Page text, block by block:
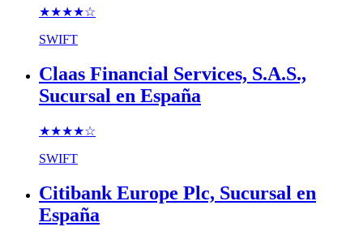
★★★★☆
SWIFT
Claas Financial Services, S.A.S.,
Sucursal en España
★★★★☆
SWIFT
Citibank Europe Plc, Sucursal en
España